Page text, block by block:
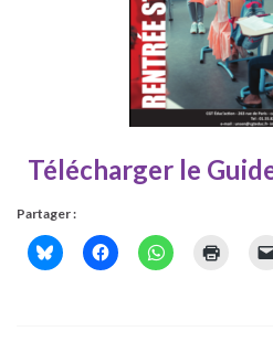
Télécharger le
Partager :